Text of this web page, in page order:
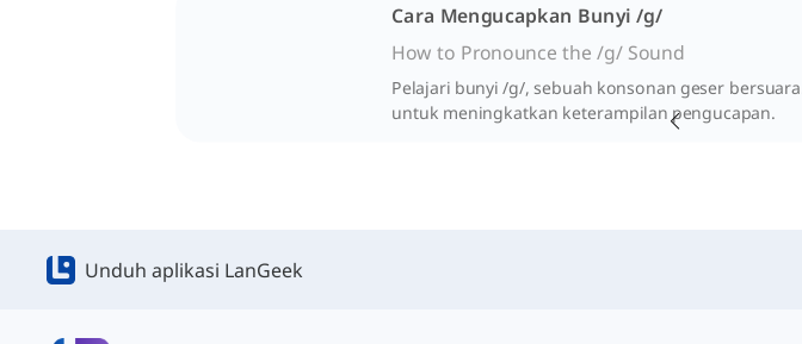
Cara Mengucapkan Bunyi /g/
How to Pronounce the /g/ Sound
Pelajari bunyi /g/, sebuah konsonan geser
untuk meningkatkan keterampilan pengucapan.
Unduh aplikasi LanGeek